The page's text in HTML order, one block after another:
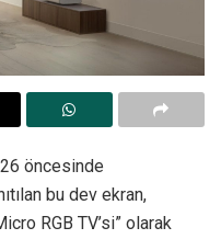
öncesinde
bu dev ekran,
RGB TV’si” olarak